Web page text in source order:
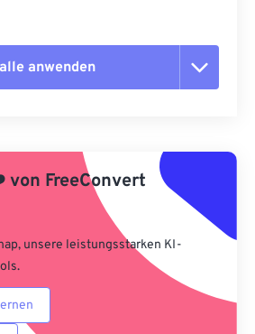
anwenden
anwenden
von FreeConvert
unsere leistungsstarken KI-